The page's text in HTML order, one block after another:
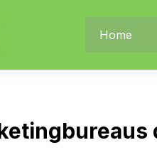
Home